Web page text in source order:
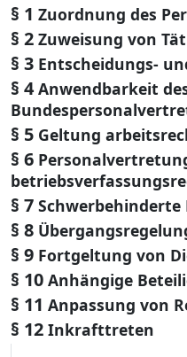
§ 1 Zuordnung des
§ 2 Zuweisung von
§ 3 Entscheidungs-
§ 4 Anwendbarkeit
§ 5 Geltung
§ 6
§ 7 Schwerbehinderte
§ 8
§ 9 Fortgeltung von
§ 10 Anhängige
§ 11 Anpassung von
§ 12 Inkrafttreten